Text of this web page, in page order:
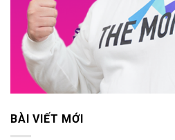
BÀI VIẾT MỚI